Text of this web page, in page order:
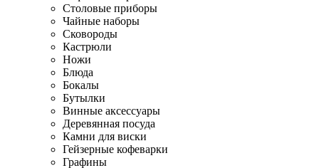
Столовые приборы
Чайные наборы
Сковороды
Кастрюли
Ножи
Блюда
Бокалы
Бутылки
Винные аксессуары
Деревянная посуда
Камни для виски
Гейзерные кофеварки
Графины